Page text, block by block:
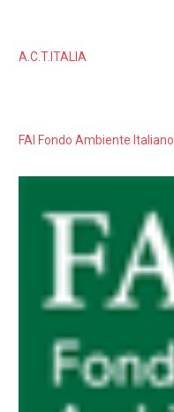
A.C.T.ITALIA
FAI Fondo Ambiente Italiano